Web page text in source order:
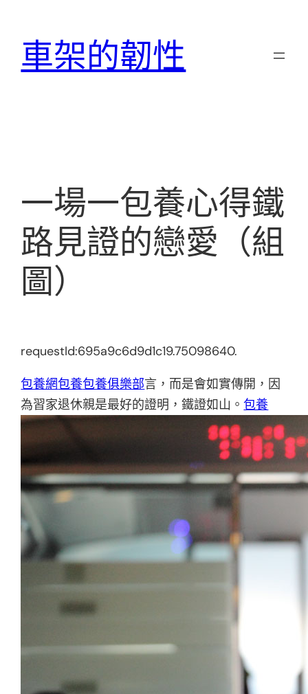
車架的韌性
一場一包養心得鐵
路見證的戀愛（組
圖）
requestId:695a9c6d9d1c19.75098640.
包養網包養包養俱樂部言，而是會如實傳開，因
為習家退休親是最好的證明，鐵證如山。包養